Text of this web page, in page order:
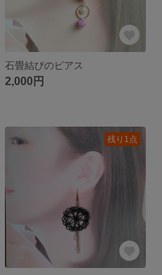
石畳結びのピアス
2,000円
残り1点